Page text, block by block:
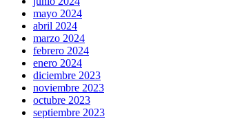
mayo 2024
abril 2024
marzo 2024
febrero 2024
enero 2024
diciembre 2023
noviembre 2023
octubre 2023
septiembre 2023